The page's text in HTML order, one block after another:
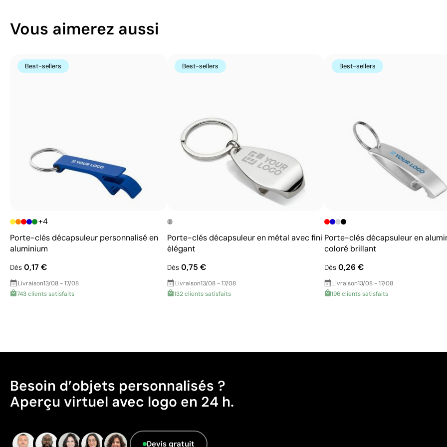
Ne nécessite pas d’encres ni de produits chimiques
Amfori/BSCI, SA8000 et Sedex.
Vous aimerez aussi
Best-sellers
+4
Porte-clés décapsuleur personnalisé en
aluminium
Dès 0,17 €
Livraison13/08 - 17/08
743 clients satisfaits
Best-sellers
Porte-clés décapsuleur en métal avec fini
élégant
Dès0,75 €
Livraison13/08 - 17/08
132 clients satisfaits
Best-sellers
Porte-clés décapsuleur en
coloré brillant
Dès0,26 €
Livraison13/08 - 17/08
196 clients satisfaits
Besoin d’objets personnalisés ?
Aperçu virtuel avec logo en 24 h.
Devis gratuit